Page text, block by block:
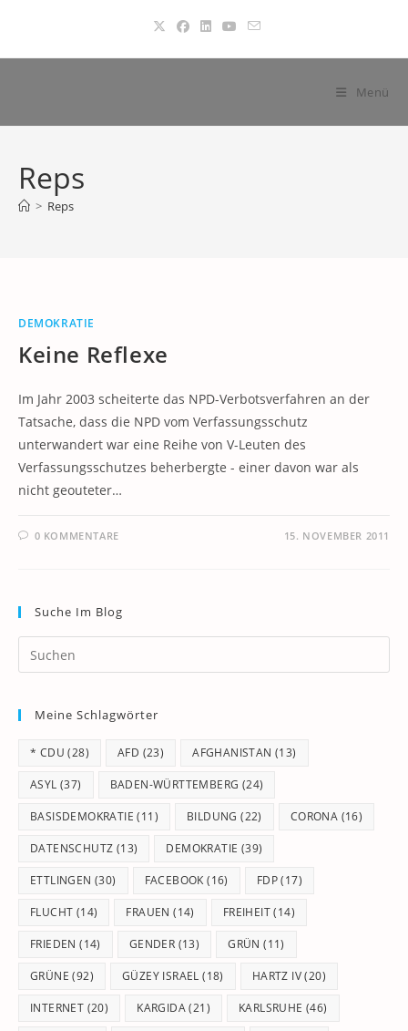
springen
Menü
Reps
> Reps
DEMOKRATIE
Keine Reflexe
Im Jahr 2003 scheiterte das NPD-Verbotsverfahren an der
Tatsache, dass die NPD vom Verfassungsschutz
unterwandert war eine Reihe von V-Leuten des
Verfassungsschutzes beherbergte - einer davon war als
nicht geouteter…
0 KOMMENTARE 15. NOVEMBER 2011
Suche Im Blog
Meine Schlagwörter
* CDU (28) AFD (23) AFGHANISTAN (13)
ASYL (37) BADEN-WÜRTTEMBERG (24)
BASISDEMOKRATIE (11) BILDUNG (22) CORONA (16)
DATENSCHUTZ (13) DEMOKRATIE (39)
ETTLINGEN (30) FACEBOOK (16) FDP(17)
FLUCHT (14) FRAUEN (14) FREIHEIT(14)
FRIEDEN (14) GENDER (13) GRÜN (11)
GRÜNE (92) GÜZEY ISRAEL (18) HARTZ IV(20)
INTERNET (20) KARGIDA(21) KARLSRUHE (46)